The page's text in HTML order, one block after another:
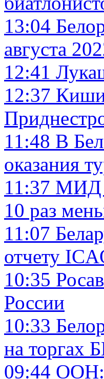
13:04
августа
12:41
12:37
11:48 В
оказания
11:37 МИД
10 раз
11:07
отчету
10:35
России
10:33
на торгах
09:44 ООН: